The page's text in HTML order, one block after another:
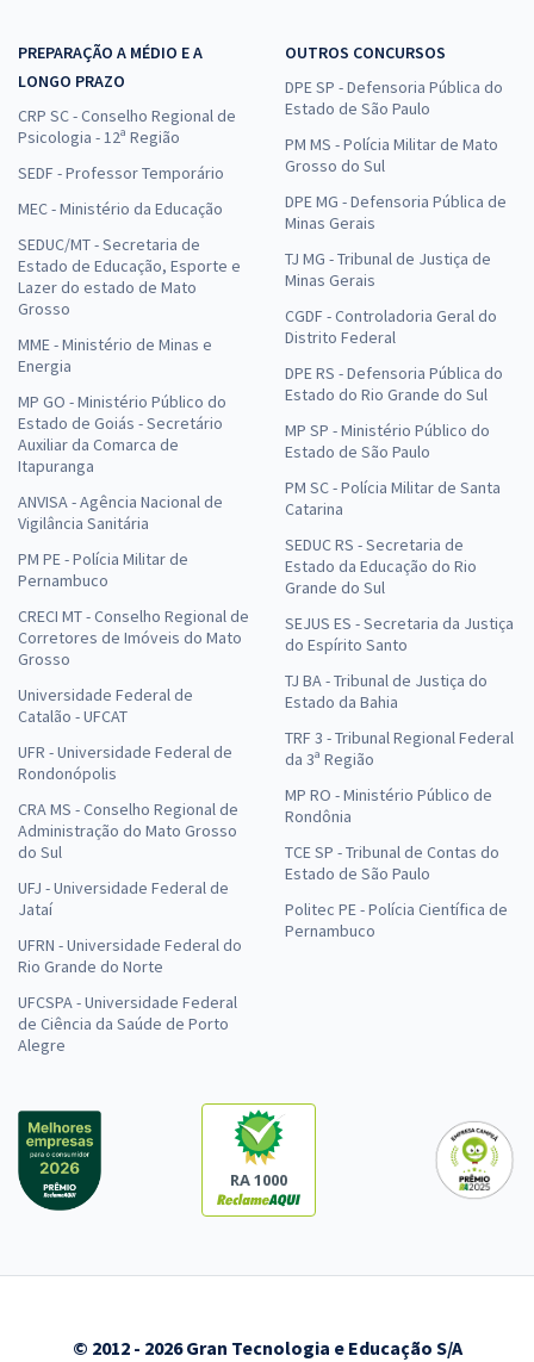
PREPARAÇÃO A MÉDIO E A
LONGO PRAZO
CRP SC - Conselho Regional de
Psicologia - 12ª Região
SEDF - Professor Temporário
MEC - Ministério da Educação
SEDUC/MT - Secretaria de
Estado de Educação, Esporte e
Lazer do estado de Mato
Grosso
MME - Ministério de Minas e
Energia
MP GO - Ministério Público do
Estado de Goiás - Secretário
Auxiliar da Comarca de
Itapuranga
ANVISA - Agência Nacional de
Vigilância Sanitária
PM PE - Polícia Militar de
Pernambuco
CRECI MT - Conselho Regional de
Corretores de Imóveis do Mato
Grosso
Universidade Federal de
Catalão - UFCAT
UFR - Universidade Federal de
Rondonópolis
CRA MS - Conselho Regional de
Administração do Mato Grosso
do Sul
UFJ - Universidade Federal de
Jataí
UFRN - Universidade Federal do
Rio Grande do Norte
UFCSPA - Universidade Federal
de Ciência da Saúde de Porto
Alegre
OUTROS CONCURSOS
DPE SP - Defensoria Pública do
Estado de São Paulo
PM MS - Polícia Militar de Mato
Grosso do Sul
DPE MG - Defensoria Pública de
Minas Gerais
TJ MG - Tribunal de Justiça de
Minas Gerais
CGDF - Controladoria Geral do
Distrito Federal
DPE RS - Defensoria Pública do
Estado do Rio Grande do Sul
MP SP - Ministério Público do
Estado de São Paulo
PM SC - Polícia Militar de Santa
Catarina
SEDUC RS - Secretaria de
Estado da Educação do Rio
Grande do Sul
SEJUS ES - Secretaria da Justiça
do Espírito Santo
TJ BA - Tribunal de Justiça do
Estado da Bahia
TRF 3 - Tribunal Regional Federal
da 3ª Região
MP RO - Ministério Público de
Rondônia
TCE SP - Tribunal de Contas do
Estado de São Paulo
Politec PE - Polícia Científica de
Pernambuco
RA 1000
© 2012 - 2026 Gran Tecnologia e Educação S/A